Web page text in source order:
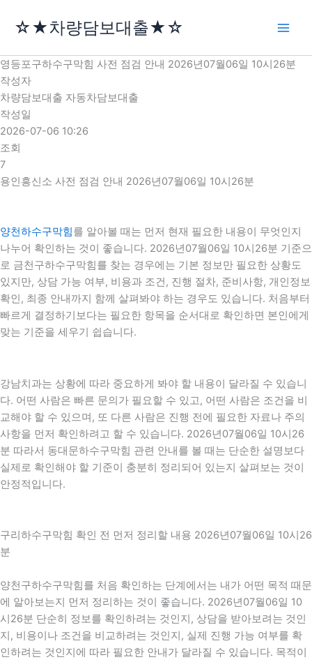
로
건
너
뛰
기
☆★차량담보대출★☆
영등포구하수구막힘 사전 점검 안내 2026년07월06일 10시26분
작성자
차량담보대출 자동차담보대출
작성일
2026-07-06 10:26
조회
7
용인흥신소 사전 점검 안내 2026년07월06일 10시26분
양천하수구막힘를 알아볼 때는 먼저 현재 필요한 내용이 무엇인지
나누어 확인하는 것이 좋습니다. 2026년07월06일 10시26분 기준으
로 금천구하수구막힘를 찾는 경우에는 기본 정보만 필요한 상황도
있지만, 상담 가능 여부, 비용과 조건, 진행 절차, 준비사항, 개인정보
확인, 최종 안내까지 함께 살펴봐야 하는 경우도 있습니다. 처음부터
빠르게 결정하기보다는 필요한 항목을 순서대로 확인하면 본인에게
맞는 기준을 세우기 쉽습니다.
강남치과는 상황에 따라 중요하게 봐야 할 내용이 달라질 수 있습니
다. 어떤 사람은 빠른 문의가 필요할 수 있고, 어떤 사람은 조건을 비
교해야 할 수 있으며, 또 다른 사람은 진행 전에 필요한 자료나 주의
사항을 먼저 확인하려고 할 수 있습니다. 2026년07월06일 10시26
분 따라서 동대문하수구막힘 관련 안내를 볼 때는 단순한 설명보다
실제로 확인해야 할 기준이 충분히 정리되어 있는지 살펴보는 것이
안정적입니다.
구리하수구막힘 확인 전 먼저 정리할 내용 2026년07월06일 10시26
분
양천구하수구막힘를 처음 확인하는 단계에서는 내가 어떤 목적 때문
에 알아보는지 먼저 정리하는 것이 좋습니다. 2026년07월06일 10
시26분 단순히 정보를 확인하려는 것인지, 상담을 받아보려는 것인
지, 비용이나 조건을 비교하려는 것인지, 실제 진행 가능 여부를 확
인하려는 것인지에 따라 필요한 안내가 달라질 수 있습니다. 목적이